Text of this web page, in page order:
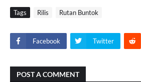
Tags Rilis Rutan Buntok
Facebook Twitter
POST A COMMENT